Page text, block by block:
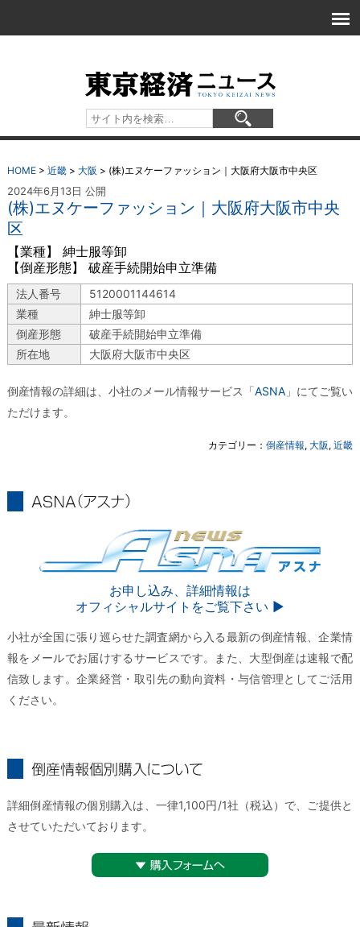
HOME> 近畿> 大阪 > (株)エヌケーファッション｜大阪府大阪市中央区
2024年6月13日 公開
(株)エヌケーファッション｜大阪府大阪市中央
区
【業種】 紳士服等卸
【倒産形態】 破産手続開始申立準備
法人番号
5120001144614
業種
紳士服等卸
倒産形態
破産手続開始申立準備
所在地
大阪府大阪市中央区
倒産情報の詳細は、小社のメール情報サービス「ASNA 」にてご覧い
ただけます。
カテゴリー：倒産情報,大阪,近畿
お申し込み、詳細情報は
オフィシャルサイトをご覧下さい ▶︎
小社が全国に張り巡らせた調査網から入る最新の倒産情報、企業情
報をメールでお届けするサービスです。また、大型倒産は速報で配
信致します。企業経営・取引先の動向資料・与信管理としてご活用
ください。
詳細倒産情報の個別購入は、一律1,100円/1社（税込）で、ご提供と
させていただいております。